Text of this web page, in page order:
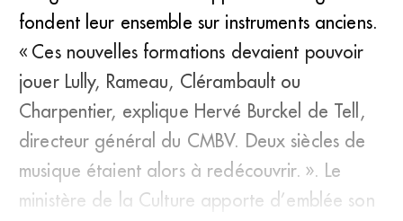
fondent leur ensemble sur instruments anciens.
« Ces nouvelles formations devaient pouvoir
jouer Lully, Rameau, Clérambault ou
Charpentier, explique Hervé Burckel de Tell,
directeur général du CMBV. Deux siècles de
musique étaient alors à redécouvrir. ». Le
ministère de la Culture apporte d’emblée son